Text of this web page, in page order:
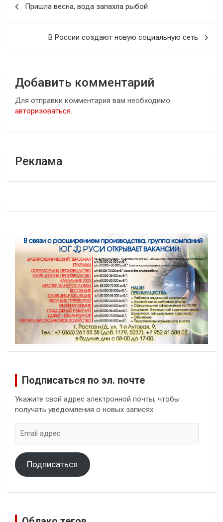
записям
Пришла весна, вода запахла рыбой
В России создают новую социальную сеть
Добавить комментарий
Для отправки комментария вам необходимо
авторизоваться.
Реклама
Подписаться по эл. почте
Укажите свой адрес электронной почты, чтобы
получать уведомления о новых записях
адрес
Подписаться